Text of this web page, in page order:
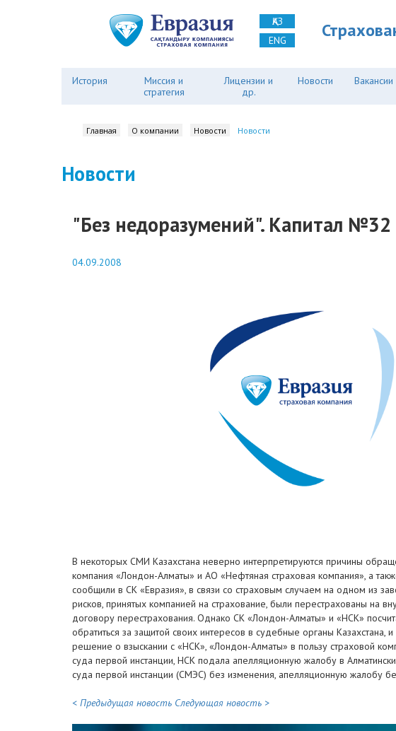
ҚАЗ
ENG
История
Миссия и
стратегия
Лицензии и
др.
Новости Вакансии
Главная О компании Новости Новости
Новости
"Без недоразумений". Капитал
04.09.2008
В некоторых СМИ Казахстана неверно интерпретируются причины
компания «Лондон-Алматы» и АО «Нефтяная страховая компания», а
сообщили в СК «Евразия», в связи со страховым случаем на одном из
рисков, принятых компанией на страхование, были перестрахованы на
договору перестрахования. Однако СК «Лондон-Алматы» и «НСК»
обратиться за защитой своих интересов в судебные органы
решение о взыскании с «НСК», «Лондон-Алматы» в пользу страховой
суда первой инстанции, НСК подала апелляционную жалобу в
суда первой инстанции (СМЭС) без изменения, апелляционную жалобу
< Предыдущая новость Следующая новость >